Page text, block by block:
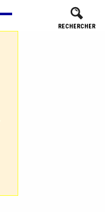
RECHERCHER